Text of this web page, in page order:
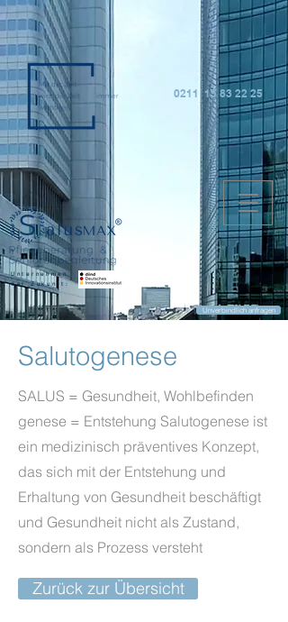
0211 15 83 22 25
Unternehmen
der Zukunft:
Unverbindlich anfragen
Salutogenese
SALUS = Gesundheit, Wohlbefinden
genese = Entstehung Salutogenese ist
ein medizinisch präventives Konzept,
das sich mit der Entstehung und
Erhaltung von Gesundheit beschäftigt
und Gesundheit nicht als Zustand,
sondern als Prozess versteht
Zurück zur Übersicht